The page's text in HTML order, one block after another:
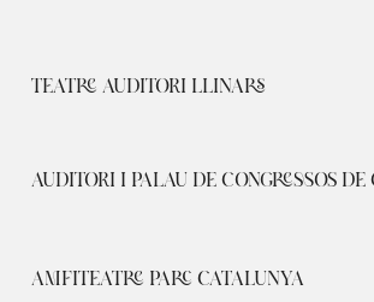
TEATRE AUDITORI LLINARS
AUDITORI I PALAU DE CONGRESSOS DE
AMFITEATRE PARC CATALUNYA